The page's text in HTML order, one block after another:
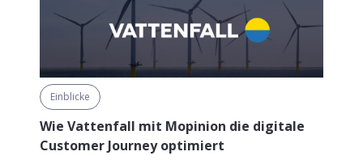
Einblicke
Wie Vattenfall mit Mopinion die digitale
Customer Journey optimiert